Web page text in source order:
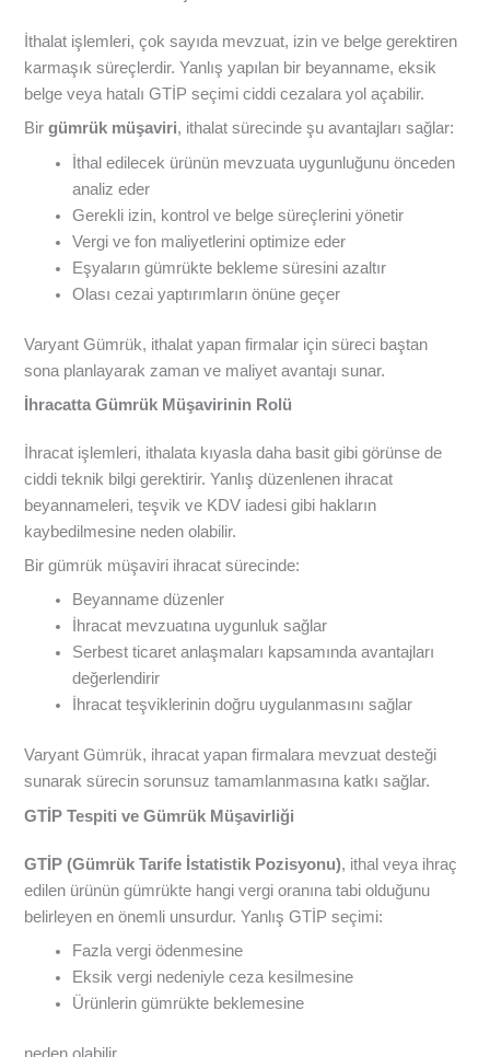
İthalat işlemleri, çok sayıda mevzuat, izin ve belge gerektiren
karmaşık süreçlerdir. Yanlış yapılan bir beyanname, eksik
belge veya hatalı GTİP seçimi ciddi cezalara yol açabilir.
Birgümrük müşaviri, ithalat sürecinde şu avantajları sağlar:
İthal edilecek ürünün mevzuata uygunluğunu önceden
analiz eder
Gerekli izin, kontrol ve belge süreçlerini yönetir
Vergi ve fon maliyetlerini optimize eder
Eşyaların gümrükte bekleme süresini azaltır
Olası cezai yaptırımların önüne geçer
Varyant Gümrük, ithalat yapan firmalar için süreci baştan
sona planlayarak zaman ve maliyet avantajı sunar.
İhracatta Gümrük Müşavirinin Rolü
İhracat işlemleri, ithalata kıyasla daha basit gibi görünse de
ciddi teknik bilgi gerektirir. Yanlış düzenlenen ihracat
beyannameleri, teşvik ve KDV iadesi gibi hakların
kaybedilmesine neden olabilir.
Bir gümrük müşaviri ihracat sürecinde:
Beyanname düzenler
İhracat mevzuatına uygunluk sağlar
Serbest ticaret anlaşmaları kapsamında avantajları
değerlendirir
İhracat teşviklerinin doğru uygulanmasını sağlar
Varyant Gümrük, ihracat yapan firmalara mevzuat desteği
sunarak sürecin sorunsuz tamamlanmasına katkı sağlar.
GTİP Tespiti ve Gümrük Müşavirliği
GTİP (Gümrük Tarife İstatistik Pozisyonu), ithal veya ihraç
edilen ürünün gümrükte hangi vergi oranına tabi olduğunu
belirleyen en önemli unsurdur. Yanlış GTİP seçimi:
Fazla vergi ödenmesine
Eksik vergi nedeniyle ceza kesilmesine
Ürünlerin gümrükte beklemesine
neden olabilir.